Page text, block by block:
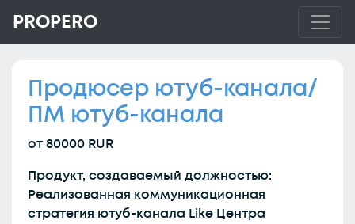
PROPERO
Продюсер ютуб-канала/
ПМ ютуб-канала
от 80000 RUR
Продукт, создаваемый должностью:
Реализованная коммуникационная
стратегия ютуб-канала Like Центра